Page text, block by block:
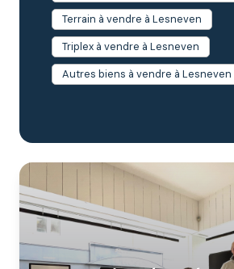
Terrain à vendre à Lesneven
Triplex à vendre à Lesneven
Autres biens à vendre à Lesneven